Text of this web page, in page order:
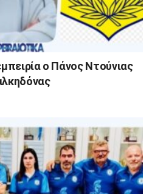
ο Πάνος Ντούνιας